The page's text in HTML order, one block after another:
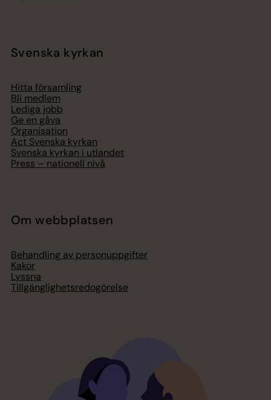
Svenska kyrkan
Hitta församling
Bli medlem
Lediga jobb
Ge en gåva
Organisation
Act Svenska kyrkan
Svenska kyrkan i utlandet
Press – nationell nivå
Om webbplatsen
Behandling av personuppgifter
Kakor
Lyssna
Tillgänglighetsredogörelse